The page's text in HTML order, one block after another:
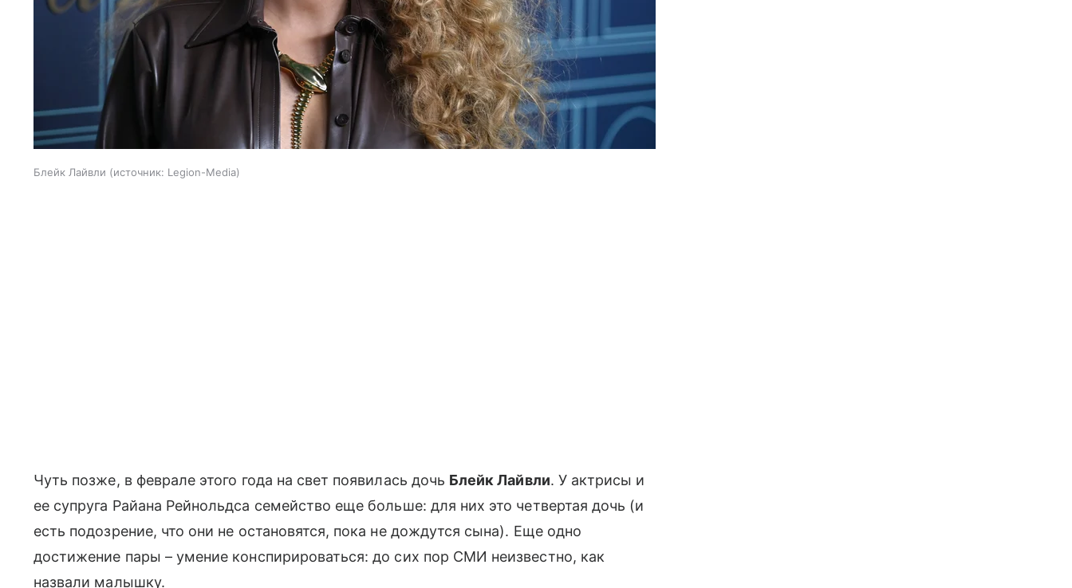
Блейк Лайвли источник: Legion-Media
Чуть позже, в феврале этого года на свет появилась дочь Блейк Лайвли. У актрисы и
ее супруга Райана Рейнольдса семейство еще больше: для них это четвертая дочь (и
есть подозрение, что они не остановятся, пока не дождутся сына). Еще одно
достижение пары – умение конспирироваться: до сих пор СМИ неизвестно, как
назвали малышку.